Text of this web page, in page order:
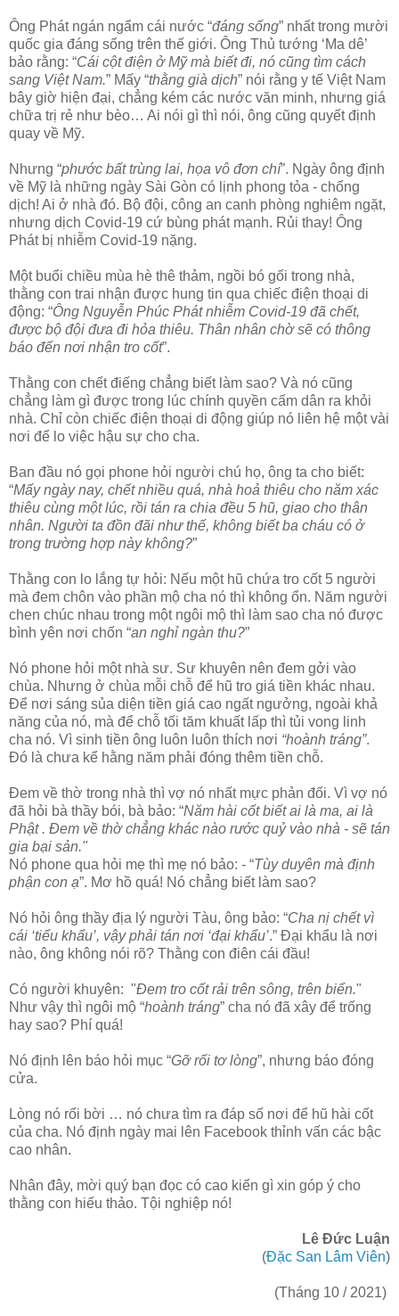
Ông Phát ngán ngẩm cái nước “đáng sống” nhất trong mười
quốc gia đáng sống trên thế giới. Ông Thủ tướng ‘Ma dê’
bảo rằng: “Cái cột điện ở Mỹ mà biết đi, nó cũng tìm cách
sang Việt Nam.” Mấy “thằng già dịch” nói rằng y tế Việt Nam
bây giờ hiện đại, chẳng kém các nước văn minh, nhưng giá
chữa trị rẻ như bèo… Ai nói gì thì nói, ông cũng quyết định
quay về Mỹ.
Nhưng “phước bất trùng lai, họa vô đơn chí”. Ngày ông định
về Mỹ là những ngày Sài Gòn có lịnh phong tỏa - chống
dịch! Ai ở nhà đó. Bộ đội, công an canh phòng nghiêm ngặt,
nhưng dịch Covid-19 cứ bùng phát mạnh. Rủi thay! Ông
Phát bị nhiễm Covid-19 nặng.
Một buổi chiều mùa hè thê thảm, ngồi bó gối trong nhà,
thằng con trai nhận được hung tin qua chiếc điện thoại di
động: “Ông Nguyễn Phúc Phát nhiễm Covid-19 đã chết,
được bộ đội đưa đi hỏa thiêu. Thân nhân chờ sẽ có thông
báo đến nơi nhận tro cốt”.
Thằng con chết điếng chẳng biết làm sao? Và nó cũng
chẳng làm gì được trong lúc chính quyền cấm dân ra khỏi
nhà. Chỉ còn chiếc điện thoại di động giúp nó liên hệ một vài
nơi để lo việc hậu sự cho cha.
Ban đầu nó gọi phone hỏi người chú họ, ông ta cho biết:
“Mấy ngày nay, chết nhiều quá, nhà hoả thiêu cho năm xác
thiêu cùng một lúc, rồi tán ra chia đều 5 hũ, giao cho thân
nhân. Người ta đồn đãi như thế, không biết ba cháu có ở
trong trường hợp này không?”
Thằng con lo lắng tự hỏi: Nếu một hũ chứa tro cốt 5 người
mà đem chôn vào phần mộ cha nó thì không ổn. Năm người
chen chúc nhau trong một ngôi mộ thì làm sao cha nó được
bình yên nơi chốn “an nghỉ ngàn thu?”
Nó phone hỏi một nhà sư. Sư khuyên nên đem gởi vào
chùa. Nhưng ở chùa mỗi chỗ để hũ tro giá tiền khác nhau.
Để nơi sáng sủa diện tiền giá cao ngất ngưởng, ngoài khả
năng của nó, mà để chỗ tối tăm khuất lấp thì tủi vong linh
cha nó. Vì sinh tiền ông luôn luôn thích nơi “hoành tráng”.
Đó là chưa kể hằng năm phải đóng thêm tiền chỗ.
Đem về thờ trong nhà thì vợ nó nhất mực phản đối. Vì vợ nó
đã hỏi bà thầy bói, bà bảo: “Năm hài cốt biết ai là ma, ai là
Phật . Đem về thờ chẳng khác nào rước quỷ vào nhà - sẽ tán
gia bại sản."
Nó phone qua hỏi mẹ thì mẹ nó bảo: - “Tùy duyên mà định
phận con ạ”. Mơ hồ quá! Nó chẳng biết làm sao?
Nó hỏi ông thầy địa lý người Tàu, ông bảo: “Cha nị chết vì
cái ‘tiểu khẩu’, vậy phải tán nơi ‘đại khẩu’.” Đại khẩu là nơi
nào, ông không nói rõ? Thằng con điên cái đầu!
Có người khuyên: "Đem tro cốt rải trên sông, trên biển."
Như vậy thì ngôi mộ “hoành tráng” cha nó đã xây để trống
hay sao? Phí quá!
Nó định lên báo hỏi mục “Gỡ rối tơ lòng”, nhưng báo đóng
cửa.
Lòng nó rối bời … nó chưa tìm ra đáp số nơi để hũ hài cốt
của cha. Nó định ngày mai lên Facebook thỉnh vấn các bậc
cao nhân.
Nhân đây, mời quý bạn đọc có cao kiến gì xin góp ý cho
thằng con hiếu thảo. Tội nghiệp nó!
Lê Đức Luận
(Đặc San Lâm Viên)
(Tháng 10 / 2021)